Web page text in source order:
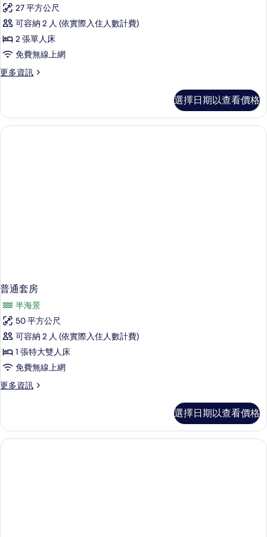
27 平方公尺
可容納 2 人 (依實際入住人數計費)
2 張單人床
免費無線上網
更多資訊
更
雙
床
房
選擇日期以查看價格
普通套房
半海景
50 平方公尺
可容納 2 人 (依實際入住人數計費)
1 張特大雙人床
免費無線上網
更多資訊
更
套
房
的
選擇日期以查看價格